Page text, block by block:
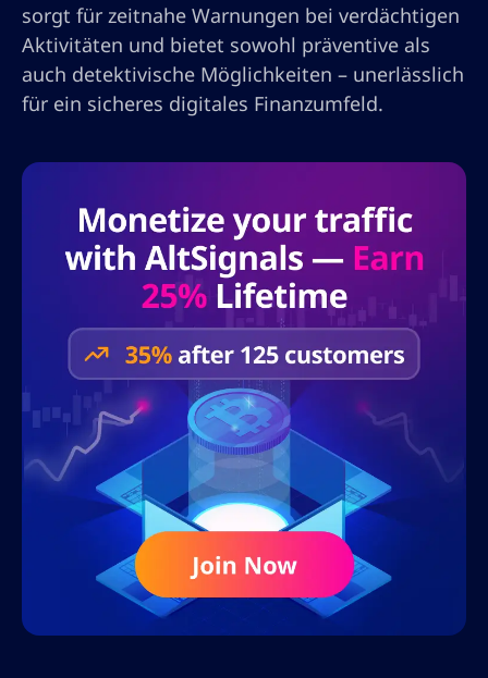
sorgt für zeitnahe Warnungen bei verdächtigen
Aktivitäten und bietet sowohl präventive als
auch detektivische Möglichkeiten – unerlässlich
für ein sicheres digitales Finanzumfeld.